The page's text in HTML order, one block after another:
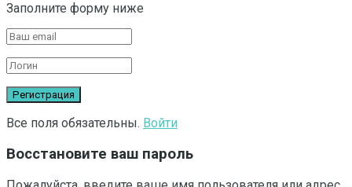
Заполните форму ниже
Все поля обязательны. Войти
Восстановите ваш пароль